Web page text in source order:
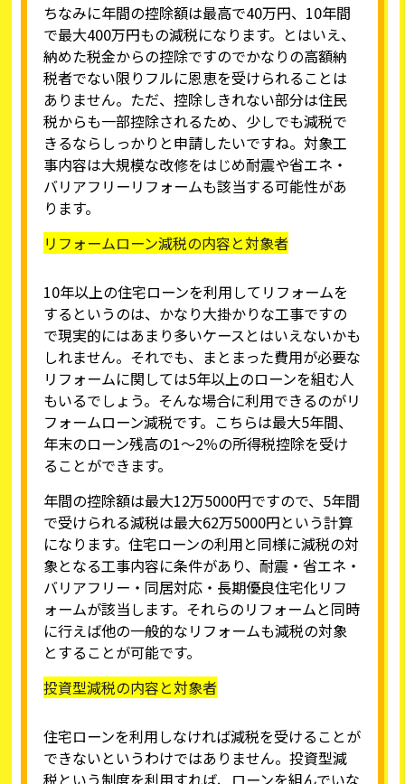
ちなみに年間の控除額は最高で40万円、10年間
で最大400万円もの減税になります。とはいえ、
納めた税金からの控除ですのでかなりの高額納
税者でない限りフルに恩恵を受けられることは
ありません。ただ、控除しきれない部分は住民
税からも一部控除されるため、少しでも減税で
きるならしっかりと申請したいですね。対象工
事内容は大規模な改修をはじめ耐震や省エネ・
バリアフリーリフォームも該当する可能性があ
ります。
リフォームローン減税の内容と対象者
10年以上の住宅ローンを利用してリフォームを
するというのは、かなり大掛かりな工事ですの
で現実的にはあまり多いケースとはいえないかも
しれません。それでも、まとまった費用が必要な
リフォームに関しては5年以上のローンを組む人
もいるでしょう。そんな場合に利用できるのがリ
フォームローン減税です。こちらは最大5年間、
年末のローン残高の1～2％の所得税控除を受け
ることができます。
年間の控除額は最大12万5000円ですので、5年間
で受けられる減税は最大62万5000円という計算
になります。住宅ローンの利用と同様に減税の対
象となる工事内容に条件があり、耐震・省エネ・
バリアフリー・同居対応・長期優良住宅化リフ
ォームが該当します。それらのリフォームと同時
に行えば他の一般的なリフォームも減税の対象
とすることが可能です。
投資型減税の内容と対象者
住宅ローンを利用しなければ減税を受けることが
できないというわけではありません。投資型減
税という制度を利用すれば、ローンを組んでいな